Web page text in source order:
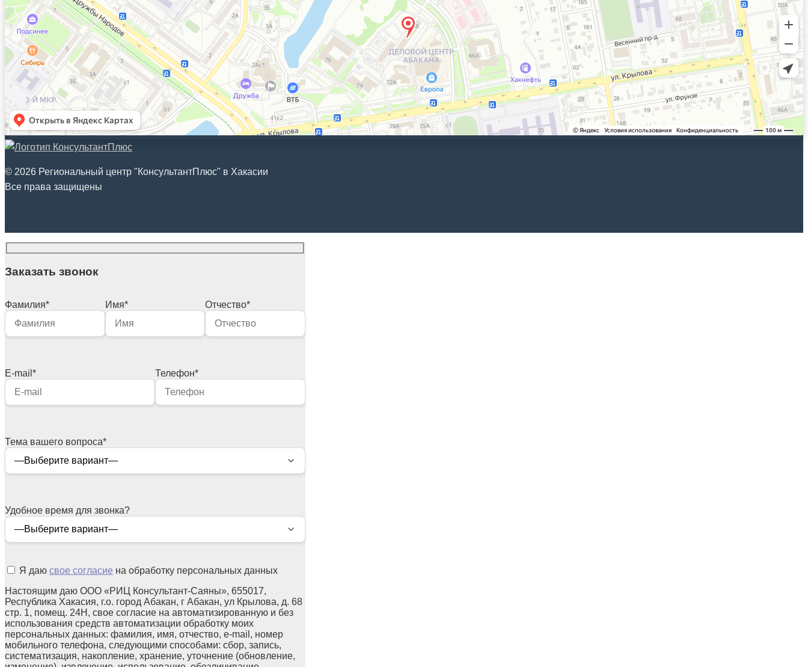
© 2026 Региональный центр "КонсультантПлюс" в Хакасии
Все права защищены
Заказать звонок
Фамилия* Имя* Отчество*
E-mail * Телефон*
Тема вашего вопроса*
Удобное время для звонка?
Я даю свое согласие на обработку персональных данных
Настоящим даю ООО «РИЦ Консультант-Саяны», 655017,
Республика Хакасия, г.о. город Абакан, г Абакан, ул Крылова, д. 68
стр. 1, помещ. 24Н, свое согласие на автоматизированную и без
использования средств автоматизации обработку моих
персональных данных: фамилия, имя, отчество, e-mail, номер
мобильного телефона, следующими способами: сбор, запись,
систематизация, накопление, хранение, уточнение (обновление,